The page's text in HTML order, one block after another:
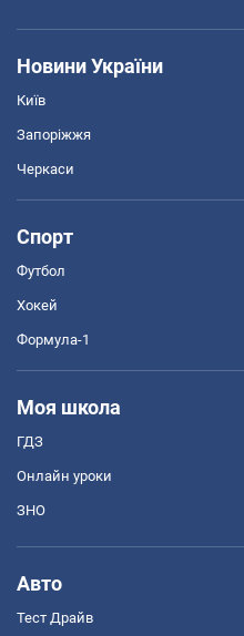
Новини України
Київ
Запоріжжя
Черкаси
Спорт
Футбол
Хокей
Формула-1
Моя школа
ГДЗ
Онлайн уроки
ЗНО
Авто
Тест Драйв